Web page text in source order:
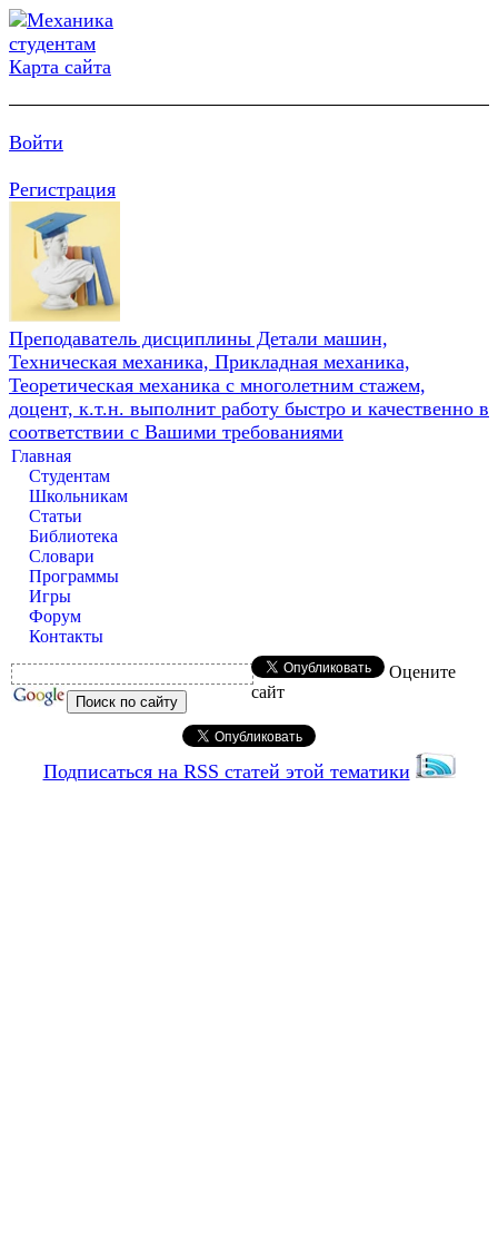
Карта сайта
Войти
Регистрация
Преподаватель дисциплины Детали машин,
Техническая механика, Прикладная механика,
Теоретическая механика с многолетним стажем,
доцент, к.т.н. выполнит работу быстро и качественно в
соответствии с Вашими требованиями
Главная
Студентам
Школьникам
Статьи
Библиотека
Словари
Программы
Игры
Форум
Контакты
Оцените
сайт
Подписаться на RSS статей этой тематики